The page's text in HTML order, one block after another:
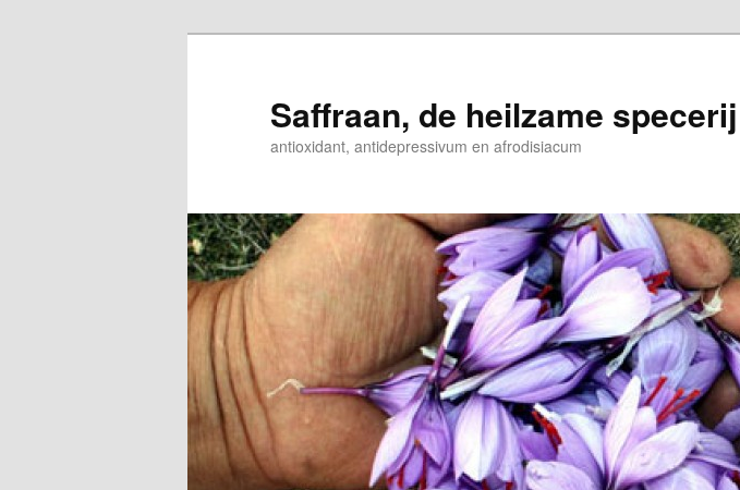
Saffraan, de heilzame specerij
antioxidant, antidepressivum en afrodisiacum